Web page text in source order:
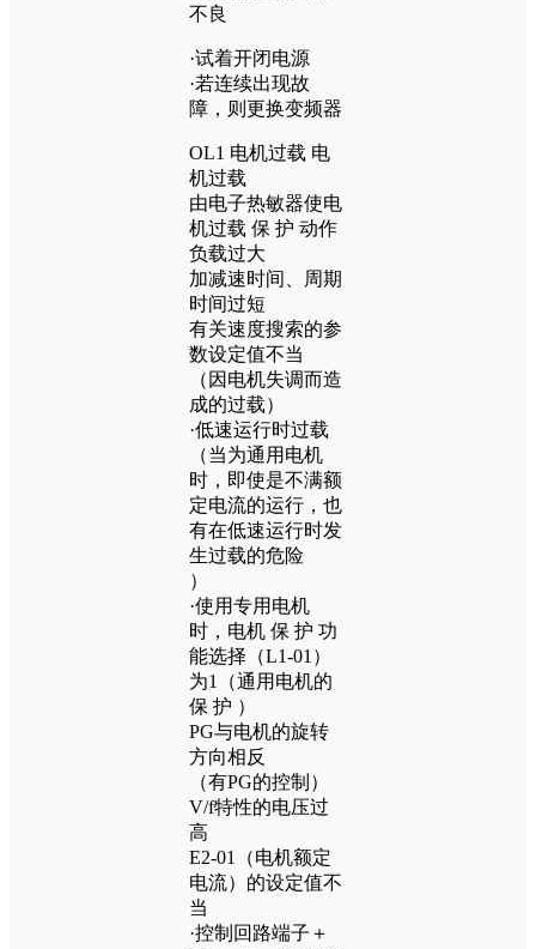
不良
·试着开闭电源
·若连续出现故
障，则更换变频器
OL1 电机过载 电
机过载
由电子热敏器使电
机过载 保 护 动作
负载过大
加减速时间、周期
时间过短
有关速度搜索的参
数设定值不当
（因电机失调而造
成的过载）
·低速运行时过载
（当为通用电机
时，即使是不满额
定电流的运行，也
有在低速运行时发
生过载的危险
）
·使用专用电机
时，电机 保 护 功
能选择（L1-01）
为1（通用电机的
保 护 ）
PG与电机的旋转
方向相反
（有PG的控制）
V/f特性的电压过
高
E2-01（电机额定
电流）的设定值不
当
·控制回路端子＋